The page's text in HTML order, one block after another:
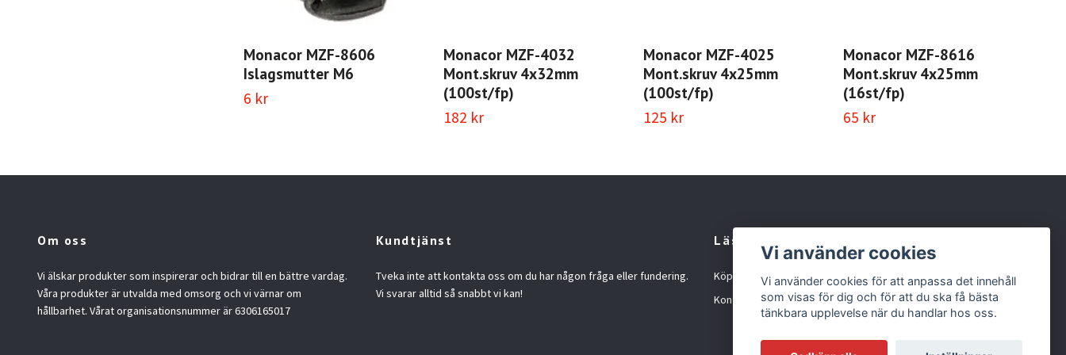
Monacor MZF-8606
Islagsmutter M6
6 kr
Monacor MZF-4032
Mont.skruv 4x32mm
(100st/fp)
182 kr
Monacor MZF-4025
Mont.skruv 4x25mm
(100st/fp)
125 kr
Monacor MZF-8616
Mont.skruv 4x25mm
(16st/fp)
65 kr
Om oss
Vi älskar produkter som inspirerar och bidrar till en bättre vardag.
Våra produkter är utvalda med omsorg och vi värnar om
hållbarhet. Vårat organisationsnummer är 6306165017
Kundtjänst
Tveka inte att kontakta oss om du har någon fråga eller fundering.
Vi svarar alltid så snabbt vi kan!
Läs mer
Köpvillkor
Kontakt
Vi använder cookies
Vi använder cookies för att anpassa det innehåll
som visas för dig och för att du ska få bästa
tänkbara upplevelse när du handlar hos oss.